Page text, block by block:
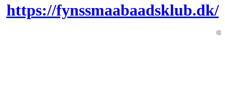
https://fynssmaabaadsklub.dk/